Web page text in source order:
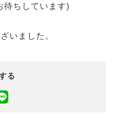
待ちしています)
いました。
る